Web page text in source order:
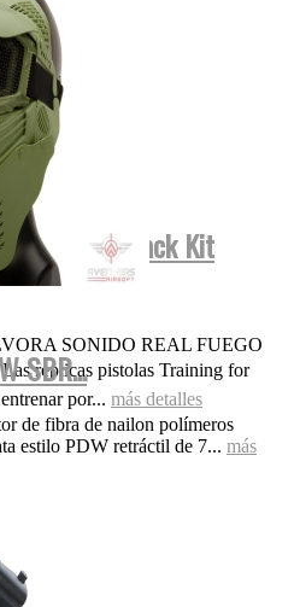
Blowback Kit
SONIDO REAL FUEGO
replicas pistolas Training for
por... más detalles
SBR...
de fibra de nailon polímeros
estilo PDW retráctil de 7... más